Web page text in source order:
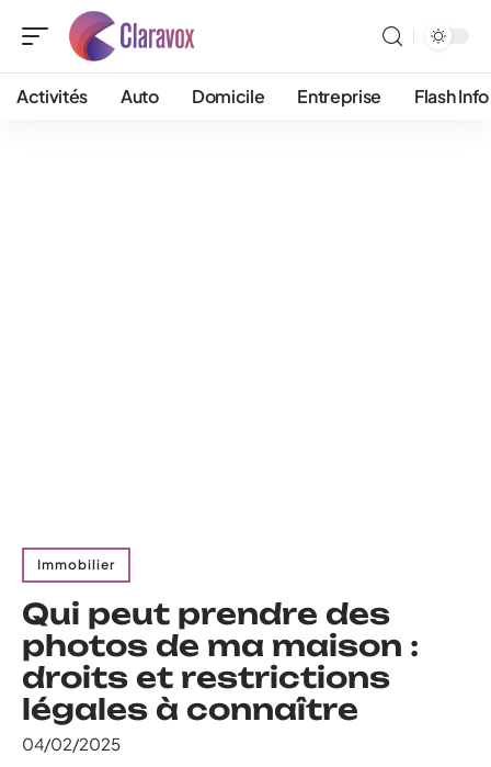
Activités Auto Domicile Entreprise Flash Info
Immobilier
Qui peut prendre des
photos de ma maison :
droits et restrictions
légales à connaître
04/02/2025